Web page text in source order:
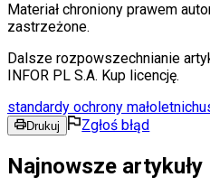
Materiał chroniony prawem
zastrzeżone.
Dalsze rozpowszechnianie
INFOR PL S.A. Kup licencję.
standardy ochrony małoletnich
Drukuj Zgłoś błąd
Najnowsze artykuły